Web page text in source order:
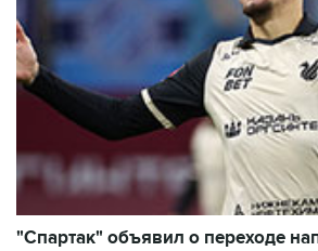
"Спартак" объявил о переходе